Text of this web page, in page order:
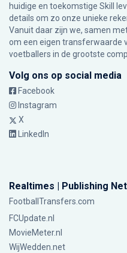
huidige en toekomstige Skill
details om zo onze unieke
Vanuit daar zijn we, samen
om een eigen transferwaarde
voetballers in de grootste
Volg ons op social media
Facebook
Instagram
X
LinkedIn
Realtimes | Publishing
FootballTransfers.com
FCUpdate.nl
MovieMeter.nl
WijWedden.net